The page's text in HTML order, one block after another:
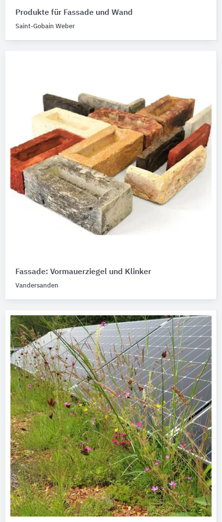
Produkte für Fassade und Wand
Saint-Gobain Weber
Fassade: Vormauerziegel und Klinker
Vandersanden